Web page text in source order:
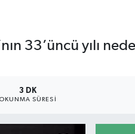
33’üncü yılı
3 DK
OKUNMA SÜRESI